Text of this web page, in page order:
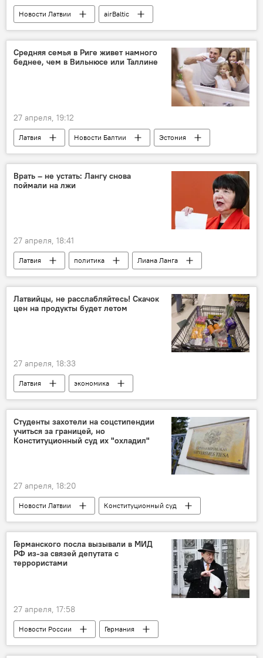
Новости Латвии
airBaltic
авиакомпания Ryanair
Средняя семья в Риге живет намного
беднее, чем в Вильнюсе или Таллине
27 апреля, 19:12
Латвия Новости Балтии
Эстония
Литва
Вильнюс Таллин
Врать – не устать: Лангу снова
поймали на лжи
27 апреля, 18:41
Латвия политика
Лиана Ланга
фейк
расследование
Латвийцы, не расслабляйтесь! Скачок
цен на продукты будет летом
27 апреля, 18:33
Латвия
экономика
продукты питания
цены
Ингуна Гулбе
прогноз
Студенты захотели на соцстипендии
учиться за границей, но
Конституционный суд их "охладил"
27 апреля, 18:20
Новости Латвии
Конституционный суд
образование
стипендия
Германского посла вызывали в МИД
РФ из-за связей депутата с
террористами
27 апреля, 17:58
Новости России
Германия
Госдума РФ